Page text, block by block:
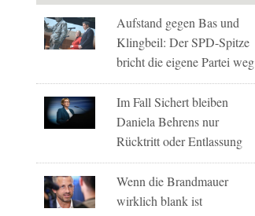
Aufstand gegen Bas und
Klingbeil: Der SPD-Spitze
bricht die eigene Partei weg
Im Fall Sichert bleiben
Daniela Behrens nur
Rücktritt oder Entlassung
Wenn die Brandmauer
wirklich blank ist